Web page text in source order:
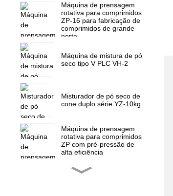
Máquina de prensagem
rotativa para comprimidos
ZP-16 para fabricação de
comprimidos de grande
porte
Máquina de mistura de pó
seco tipo V PLC VH-2
Misturador de pó seco de
cone duplo série YZ-10kg
Máquina de prensagem
rotativa para comprimidos
ZP com pré-pressão de
alta eficiência
Máquina de prensagem